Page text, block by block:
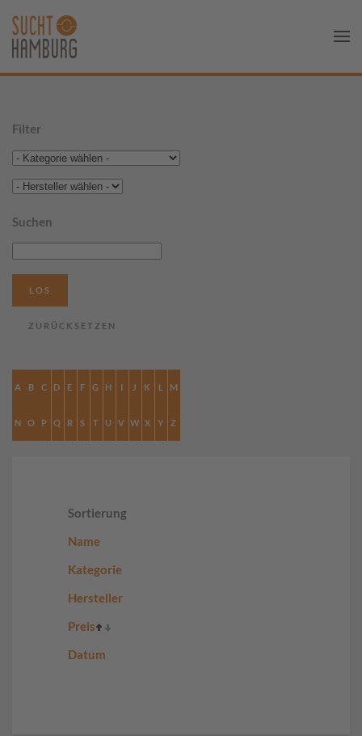
Filter
Suchen
A B C D E F G H I J K L M
N O P Q R S T U V W X Y Z
Sortierung
Name
Kategorie
Hersteller
Preis
Datum